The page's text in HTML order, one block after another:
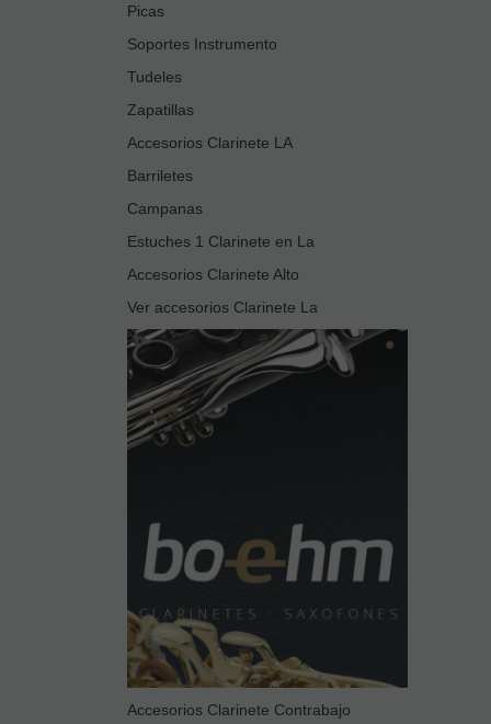
Picas
Soportes Instrumento
Tudeles
Zapatillas
Accesorios Clarinete LA
Barriletes
Campanas
Estuches 1 Clarinete en La
Accesorios Clarinete Alto
Ver accesorios Clarinete La
Accesorios Clarinete Contrabajo